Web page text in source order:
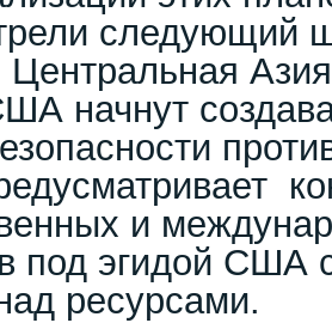
следующий
начнут
и
под эгидой США
ресурсами.